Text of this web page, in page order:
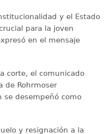
y el Estado
para la joven
en el mensaje
corte, el comunicado
de Rohrmoser
se desempeñó como
y resignación a la